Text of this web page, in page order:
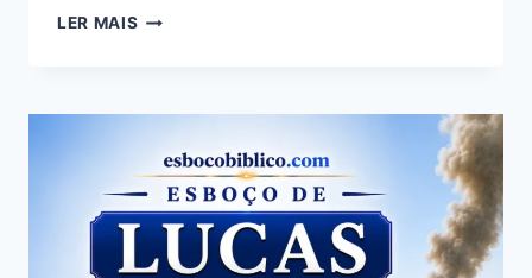
LER MAIS ESBOÇO
–
PERIGO
DE
SAIR
CASA